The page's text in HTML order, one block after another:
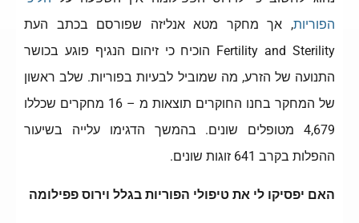
הפוריות, אך מחקר מטא אנליזה שפורסם בכתב העת
Fertility and Sterility הוכיח כי זיהום הנגיף פוגע בכושר
התנועה של הזרע, מה שמוביל לבעיות בפוריות. שלב ראשון
של המחקר בחנו החוקרים תוצאות מ – 16 מחקרים שכללו
4,679 מטופלים שונים. בהמשך הדגימו עלייה בשיעור
ההפלות בקרב 641 זוגות שונים.
האם יפסיקו לי את טיפולי הפוריות בגלל וירוס פפילומה